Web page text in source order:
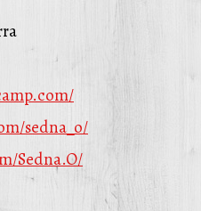
com/
sedna_o/
Sedna.O/